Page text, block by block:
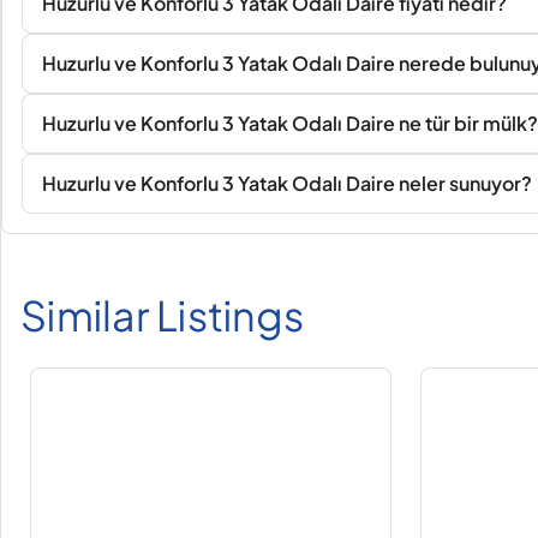
Huzurlu ve Konforlu 3 Yatak Odalı Daire nerede
Huzurlu ve Konforlu 3 Yatak Odalı Daire ne tür bir mülk?
Huzurlu ve Konforlu 3 Yatak Odalı Daire neler sunuyor?
Similar Listings